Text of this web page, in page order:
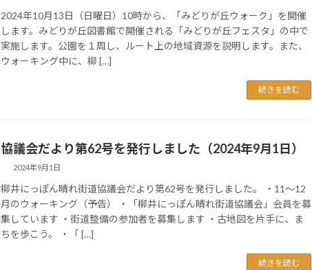
2024年10月13日（日曜日）10時から、「みどりが丘ウォーク」を開催
します。みどりが丘図書館で開催される「みどりが丘フェスタ」の中で
実施します。公園を１周し、ルート上の地域資源を説明します。また、
ウォーキング中に、柳 […]
続きを読む
協議会だより第62号を発行しました（2024年9月1日）
2024年9月1日
柳井にっぽん晴れ街道協議会だより第62号を発行しました。 ・11～12
月のウォーキング（予告） ・「柳井にっぽん晴れ街道協議会」会員を募
集しています ・街道整備の参加者を募集します ・古地図を片手に、ま
ちを歩こう。 ・「 […]
続きを読む